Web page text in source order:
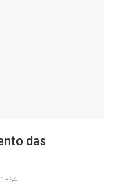
das
1364